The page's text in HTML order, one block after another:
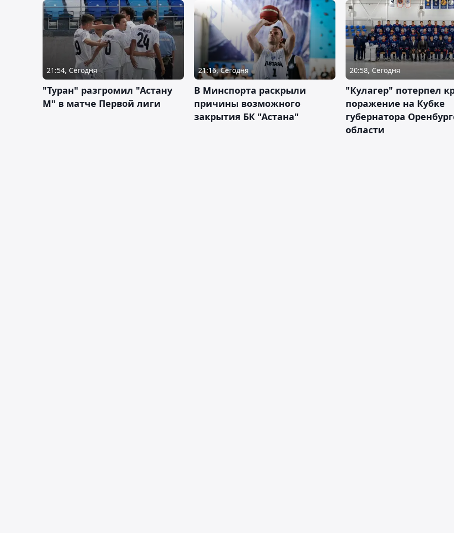
21:54, Сегодня
"Туран" разгромил "Астану
М" в матче Первой лиги
21:16, Сегодня
В Минспорта раскрыли
причины возможного
закрытия БК "Астана"
20:58, Сегодня
"Кулагер" потерпел
поражение на Кубке
губернатора
области